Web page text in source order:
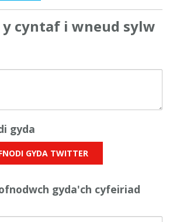
y cyntaf i wneud sylw
gyda
GYDA TWITTER
gyda'ch cyfeiriad